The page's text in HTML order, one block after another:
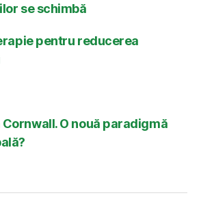
se schimbă
pentru reducerea
O nouă paradigmă